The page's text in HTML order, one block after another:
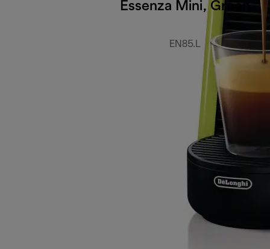
Essenza Mini, Green
EN85.L